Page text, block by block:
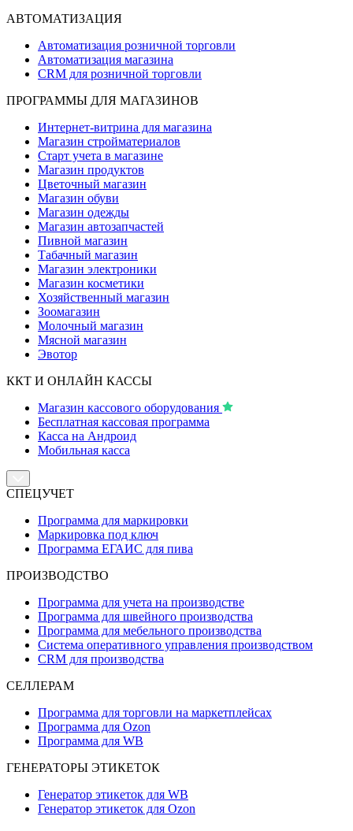
АВТОМАТИЗАЦИЯ
Автоматизация розничной торговли
Автоматизация магазина
CRM для розничной торговли
ПРОГРАММЫ ДЛЯ МАГАЗИНОВ
Интернет-витрина для магазина
Магазин стройматериалов
Старт учета в магазине
Магазин продуктов
Цветочный магазин
Магазин обуви
Магазин одежды
Магазин автозапчастей
Пивной магазин
Табачный магазин
Магазин электроники
Магазин косметики
Хозяйственный магазин
Зоомагазин
Молочный магазин
Мясной магазин
Эвотор
ККТ И ОНЛАЙН КАССЫ
Магазин кассового оборудования
Бесплатная кассовая программа
Касса на Андроид
Мобильная касса
СПЕЦУЧЕТ
Программа для маркировки
Маркировка под ключ
Программа ЕГАИС для пива
ПРОИЗВОДСТВО
Программа для учета на производстве
Программа для швейного производства
Программа для мебельного производства
Система оперативного управления производством
CRM для производства
СЕЛЛЕРАМ
Программа для торговли на маркетплейсах
Программа для Ozon
Программа для WB
ГЕНЕРАТОРЫ ЭТИКЕТОК
Генератор этикеток для WB
Генератор этикеток для Ozon